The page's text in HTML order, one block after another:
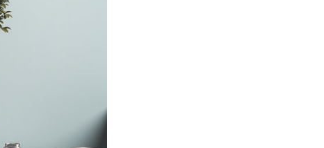
ottimizzando estetica e praticità.
dai migliori brand del settore, si differenziano
da appoggio per il proprio bagno, riguardano: